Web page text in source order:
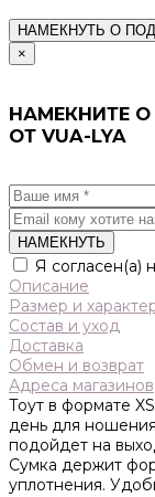
НАМЕКНУТЬ О
×
НАМЕКНИТЕ
ОТ VUA-LYA
НАМЕКНУТЬ
Я согласен(а)
Описание
Размер и
Состав и уход
Доставка
Обмен и возврат
Адреса магазинов
Тоут в формате
день для
подойдет на
Сумка держит
уплотнения.